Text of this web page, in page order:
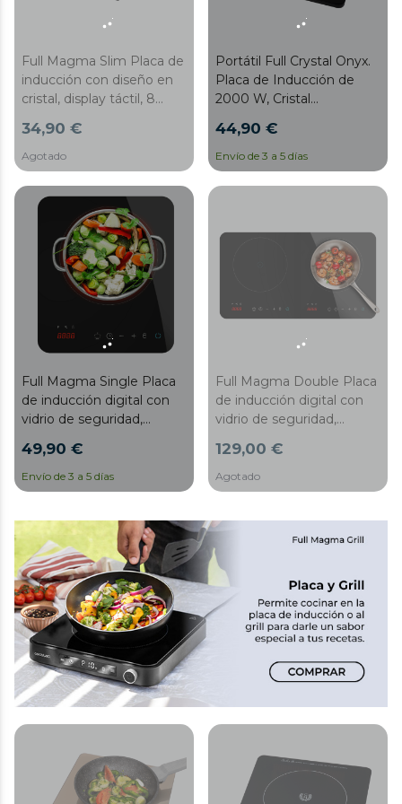
Full Magma Slim Placa de
inducción con diseño en
cristal, display táctil, 8
temporizador.
34,90 €
Agotado
Portátil Full Crystal Onyx.
Placa de Inducción de
2000 W, Cristal
Potencia y Temperatura
Regulable, 4 Programas
Preconfigurados,
44,90 €
Envío de 3 a 5 días
Full Magma Single Placa
de inducción digital con
vidrio de seguridad,
programable
49,90 €
Envío de 3 a 5 días
Full Magma Double Placa
de inducción digital con
vidrio de seguridad,
programable
129,00 €
Agotado